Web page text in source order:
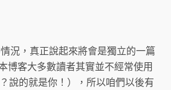
況，真正說起來將會是獨立的一篇
博客大多數讀者其實並不經常使用
說的就是你！），所以咱們以後有